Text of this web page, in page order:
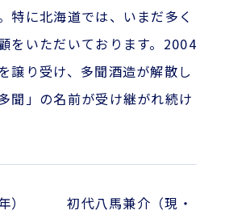
特に北海道では、いまだ多く
をいただいております。2004
譲り受け、多聞酒造が解散し
聞」の名前が受け継がれ続け
年） 初代八馬兼介（現・